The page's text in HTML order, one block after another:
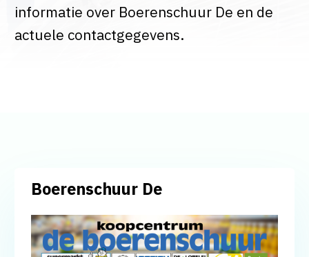
informatie over Boerenschuur De en de
actuele contactgegevens.
Boerenschuur De